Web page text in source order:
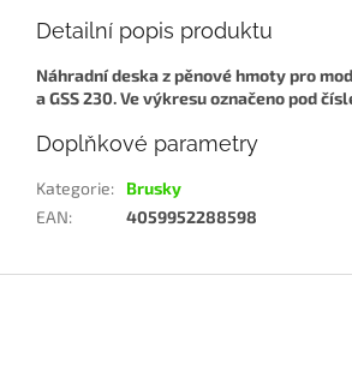
Detailní popis produktu
Náhradní deska z pěnové hmoty pro
a GSS 230. Ve výkresu označeno pod
Doplňkové parametry
Kategorie:
Brusky
EAN: 4059952288598